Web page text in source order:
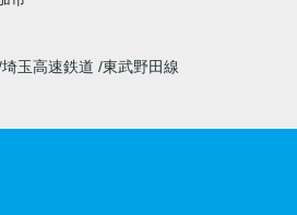
埼玉高速鉄道 東武野田線